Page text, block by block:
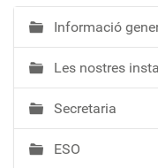
N
a
v
e
g
a
c
Informació
Les nostres
Secretaria
ESO